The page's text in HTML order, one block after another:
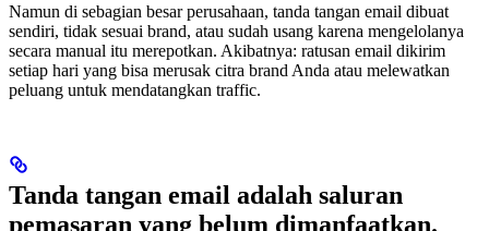
Namun di sebagian besar perusahaan, tanda tangan email dibuat
sendiri, tidak sesuai brand, atau sudah usang karena mengelolanya
secara manual itu merepotkan. Akibatnya: ratusan email dikirim
setiap hari yang bisa merusak citra brand Anda atau melewatkan
peluang untuk mendatangkan traffic.
Tanda tangan email adalah saluran
pemasaran yang belum dimanfaatkan.